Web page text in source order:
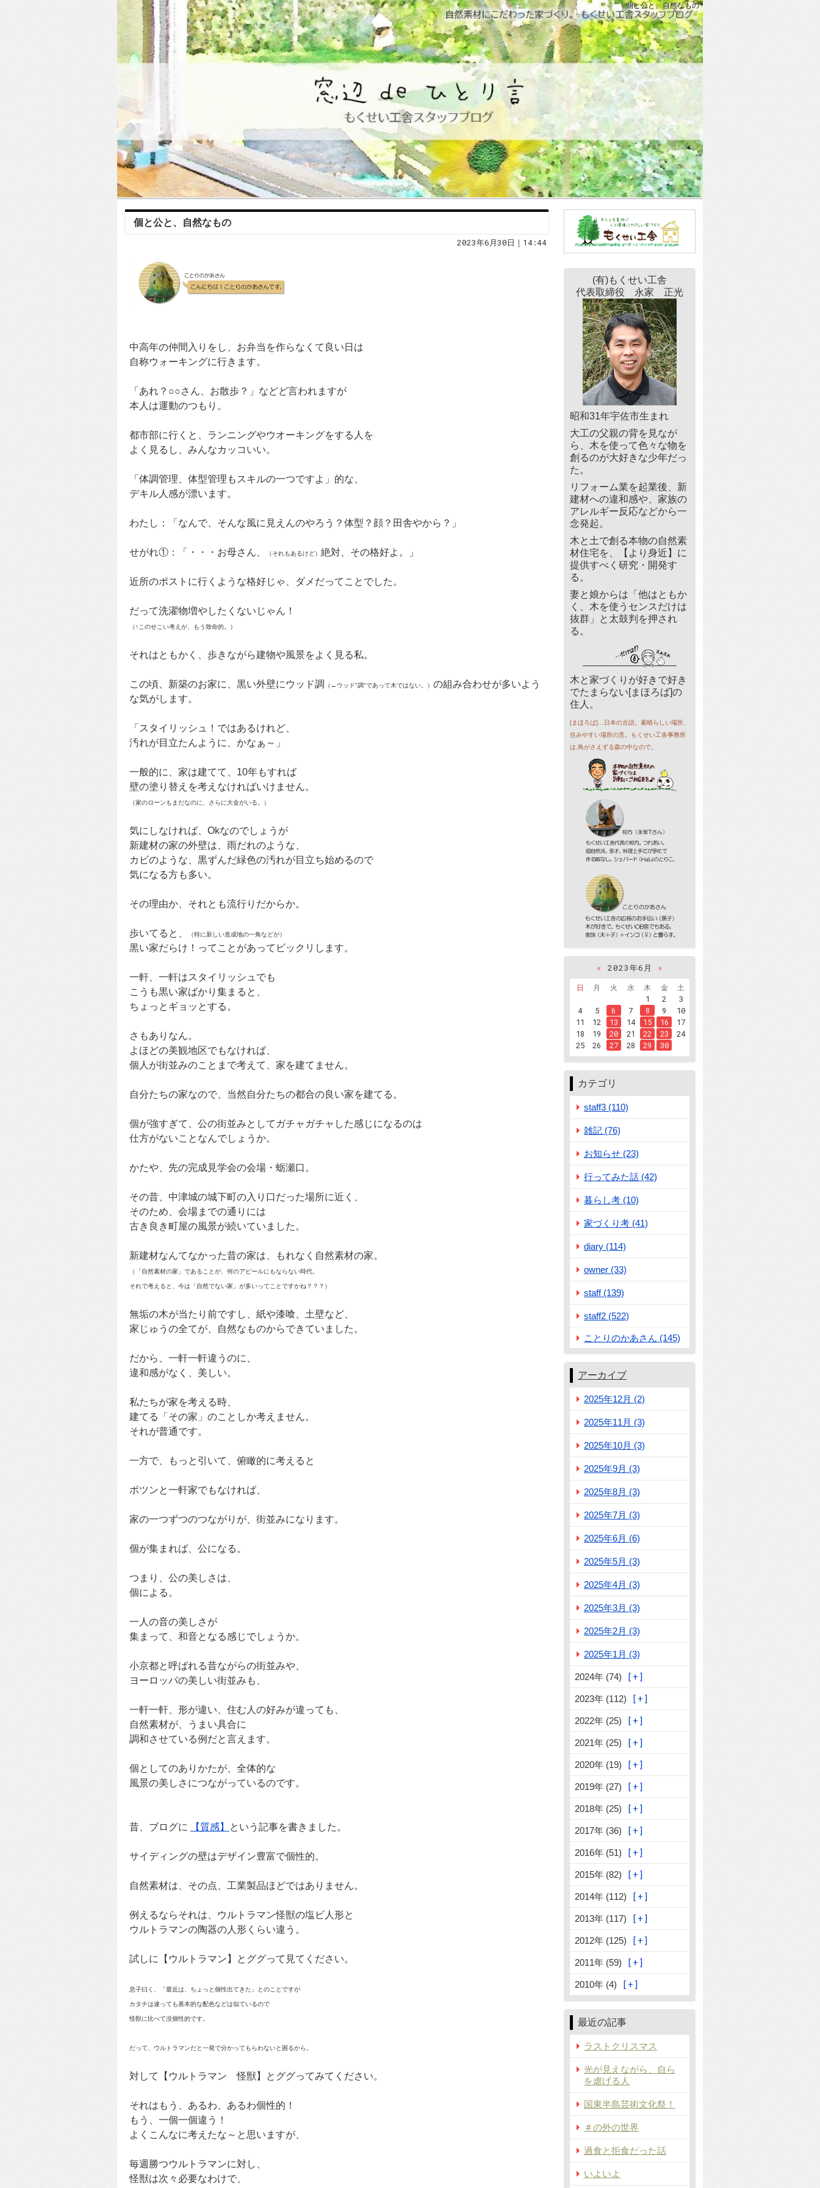
個と公と、自然なもの
個と公と、自然なもの
2023年6月30日｜14:44
中高年の仲間入りをし、お弁当を作らなくて良い日は
自称ウォーキングに行きます。
「あれ？○○さん、お散歩？」などど言われますが
本人は運動のつもり。
都市部に行くと、ランニングやウオーキングをする人を
よく見るし、みんなカッコいい。
「体調管理、体型管理もスキルの一つですよ」的な、
デキル人感が漂います。
わたし：「なんで、そんな風に見えんのやろう？体型？顔？田舎やから？」
せがれ①：「・・・お母さん、 （それもあるけど） 絶対、その格好よ。」
近所のポストに行くような格好じゃ、ダメだってことでした。
だって洗濯物増やしたくないじゃん！
（↑このせこい考えが、もう致命的。）
それはともかく、歩きながら建物や風景をよく見る私。
この頃、新築のお家に、黒い外壁にウッド調 （←ウッド"調"であって木ではない。） の組み合わせが多いよう
な気がします。
「スタイリッシュ！ではあるけれど、
汚れが目立たんように、かなぁ～」
一般的に、家は建てて、10年もすれば
壁の塗り替えを考えなければいけません。
（家のローンもまだなのに、さらに大金がいる。）
気にしなければ、Okなのでしょうが
新建材の家の外壁は、雨だれのような、
カビのような、黒ずんだ緑色の汚れが目立ち始めるので
気になる方も多い。
その理由か、それとも流行りだからか。
歩いてると、 （特に新しい造成地の一角などが）
黒い家だらけ！ってことがあってビックリします。
一軒、一軒はスタイリッシュでも
こうも黒い家ばかり集まると、
ちょっとギョッとする。
さもありなん。
よほどの美観地区でもなければ、
個人が街並みのことまで考えて、家を建てません。
自分たちの家なので、当然自分たちの都合の良い家を建てる。
個が強すぎて、公の街並みとしてガチャガチャした感じになるのは
仕方がないことなんでしょうか。
かたや、先の完成見学会の会場・蛎瀬口。
その昔、中津城の城下町の入り口だった場所に近く、
そのため、会場までの通りには
古き良き町屋の風景が続いていました。
新建材なんてなかった昔の家は、もれなく自然素材の家。
（「自然素材の家」であることが、何のアピールにもならない時代。
それで考えると、今は「自然でない家」が多いってことですかね？？？）
無垢の木が当たり前ですし、紙や漆喰、土壁など、
家じゅうの全てが、自然なものからできていました。
だから、一軒一軒違うのに、
違和感がなく、美しい。
私たちが家を考える時、
建てる「その家」のことしか考えません。
それが普通です。
一方で、もっと引いて、俯瞰的に考えると
ポツンと一軒家でもなければ、
家の一つずつのつながりが、街並みになります。
個が集まれば、公になる。
つまり、公の美しさは、
個による。
一人の音の美しさが
集まって、和音となる感じでしょうか。
小京都と呼ばれる昔ながらの街並みや、
ヨーロッパの美しい街並みも、
一軒一軒、形が違い、住む人の好みが違っても、
自然素材が、うまい具合に
調和させている例だと言えます。
個としてのありかたが、全体的な
風景の美しさにつながっているのです。
昔、ブログに 【質感】 という記事を書きました。
サイディングの壁はデザイン豊富で個性的。
自然素材は、その点、工業製品ほどではありません。
例えるならそれは、ウルトラマン怪獣の塩ビ人形と
ウルトラマンの陶器の人形くらい違う。
試しに【ウルトラマン】とググって見てください。
息子曰く、「最近は、ちょっと個性出てきた」とのことですが
カタチは違っても基本的な配色などは似ているので
怪獣に比べて没個性的です。
だって、ウルトラマンだと一発で分かってもらわないと困るから。
対して【ウルトラマン 怪獣】とググってみてください。
それはもう、あるわ、あるわ個性的！
もう、一個一個違う！
よくこんなに考えたな～と思いますが、
毎週勝つウルトラマンに対し、
怪獣は次々必要なわけで、
(有)もくせい工舎
代表取締役 永家 正光
昭和31年宇佐市生まれ
大工の父親の背を見なが
ら、木を使って色々な物を
創るのが大好きな少年だっ
た。
リフォーム業を起業後、新
建材への違和感や、家族の
アレルギー反応などから一
念発起。
木と土で創る本物の自然素
材住宅を、【より身近】に
提供すべく研究・開発す
る。
妻と娘からは「他はともか
く、木を使うセンスだけは
抜群」と太鼓判を押され
る。
木と家づくりが好きで好き
でたまらない[まほろば]の
住人。
[まほろば]…日本の古語。素晴らしい場所、
住みやすい場所の意。もくせい工舎事務所
は,鳥がさえずる森の中なので。
« 2023年6月
»
日
月 火 水 木 金
土
1
2
3
4
5 6 7 8 9
10
11
12 13 14 15 16
17
18
19 20 21 22 23
24
25
26 27 28 29 30
カテゴリ
staff3 (110)
雑記 (76)
お知らせ (23)
行ってみた話 (42)
暮らし考 (10)
家づくり考 (41)
diary (114)
owner (33)
staff (139)
staff2 (522)
ことりのかあさん (145)
アーカイブ
2025年12月 (2)
2025年11月 (3)
2025年10月 (3)
2025年9月 (3)
2025年8月 (3)
2025年7月 (3)
2025年6月 (6)
2025年5月 (3)
2025年4月 (3)
2025年3月 (3)
2025年2月 (3)
2025年1月 (3)
2024年 (74)
2023年 (112)
2022年 (25)
2021年 (25)
2020年 (19)
2019年 (27)
2018年 (25)
2017年 (36)
2016年 (51)
2015年 (82)
2014年 (112)
2013年 (117)
2012年 (125)
2011年 (59)
2010年 (4)
最近の記事
ラストクリスマス
光が見えながら、自ら
を虐げる人
国東半島芸術文化祭！
＃の外の世界
過食と拒食だった話
いよいよ